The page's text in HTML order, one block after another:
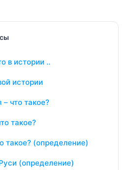
в истории ..
истории
что такое?
такое?
такое? (определение)
(определение)